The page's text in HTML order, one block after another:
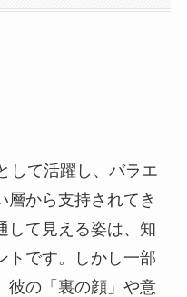
して活躍し、バラエ
層から支持されてき
して見える姿は、知
トです。しかし一部
彼の「裏の顔」や意